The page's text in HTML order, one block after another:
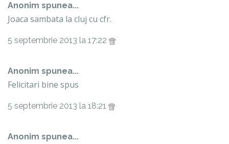
Anonim spunea...
Joaca sambata la cluj cu cfr.
5 septembrie 2013 la 17:22
Anonim spunea...
Felicitari bine spus
5 septembrie 2013 la 18:21
Anonim spunea...